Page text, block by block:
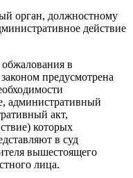
орган, должностному
действие
в
предусмотрена
административный
акт,
которых
в суд
вышестоящего
лица.